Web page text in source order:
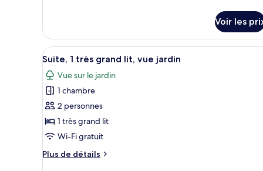
le
type
de
chambre
Chambre
Double
Deluxe
Voir les
Afficher
toutes
les
photos
pour
ce
type
chambre :
Une chambre à coucher
8
Suite, 1 très grand lit, vue jardin
Vue sur le jardin
1 chambre
2 personnes
1 très grand lit
Wi-Fi gratuit
Plus de détails
Plus